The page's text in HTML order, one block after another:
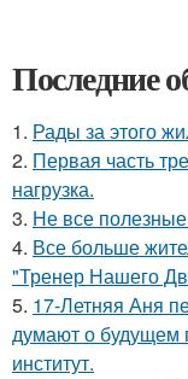
Последние
1. Рады за этого
2. Первая часть
нагрузка.
3. Не все
4. Все больше
"Тренер Нашего
5. 17-Летняя Аня
думают о будущем
институт.